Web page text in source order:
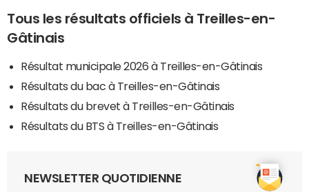
Tous les résultats officiels à Treilles-en-
Gâtinais
Résultat municipale 2026 à Treilles-en-Gâtinais
Résultats du bac à Treilles-en-Gâtinais
Résultats du brevet à Treilles-en-Gâtinais
Résultats du BTS à Treilles-en-Gâtinais
NEWSLETTER QUOTIDIENNE